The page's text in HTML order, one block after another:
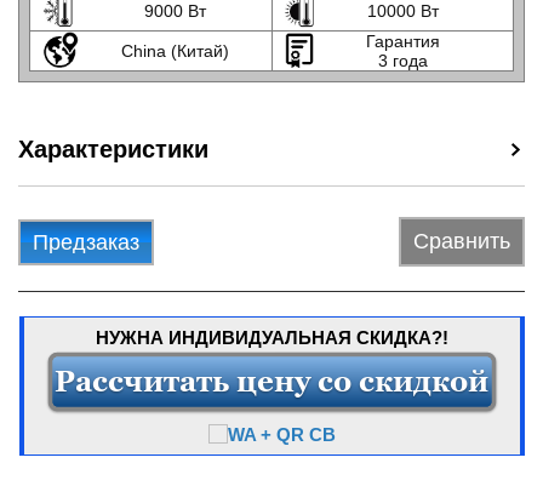
9000 Вт 10000 Вт
China (Китай)
Гарантия
3 года
Характеристики
Предзаказ Сравнить
НУЖНА ИНДИВИДУАЛЬНАЯ СКИДКА?!